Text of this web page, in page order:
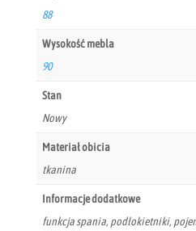
88
Wysokość mebla
90
Stan
Nowy
Materiał obicia
tkanina
Informacje dodatkowe
funkcja spania, podłokietniki,